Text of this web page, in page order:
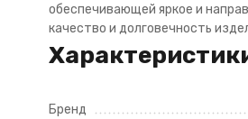
обеспечивающей яркое и
качество и долговечность
Бренд